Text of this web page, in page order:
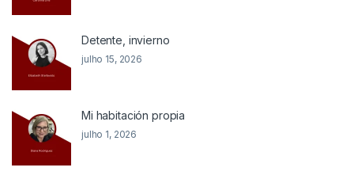
Detente, invierno
julho 15, 2026
Mi habitación propia
julho 1, 2026